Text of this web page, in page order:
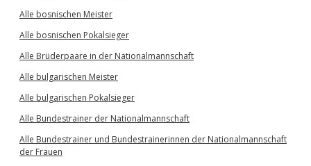
Alle bosnischen Meister
Alle bosnischen Pokalsieger
Alle Brüderpaare in der Nationalmannschaft
Alle bulgarischen Meister
Alle bulgarischen Pokalsieger
Alle Bundestrainer der Nationalmannschaft
Alle Bundestrainer und Bundestrainerinnen der Nationalmannschaft
der Frauen